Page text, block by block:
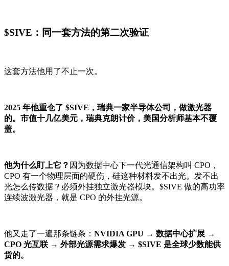
$SIVE：同一套方法的第二次验证
这套方法他用了不止一次。
2025 年他重仓了 $SIVE，瑞典一家半导体公司，做激光器
的。市值十几亿美元，瑞典克朗计价，美国分析师基本不覆
盖。
他为什么盯上它？ 因为数据中心下一代光通信架构叫 CPO，
CPO 有一个物理层面的硬伤，硅这种材料发不出光。发不出
光怎么传数据？必须外挂独立激光器模块。$SIVE 做的高功率
连续波激光器，就是 CPO 的外挂光源。
他又走了一遍那条链条： NVIDIA GPU → 数据中心扩展 →
CPO 光互联 → 外部光源需求爆发 → $SIVE 是全球少数能供
货的。